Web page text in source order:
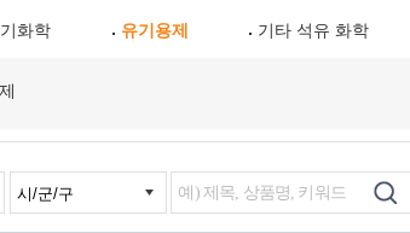
화학 유기용제 기타 석유 화학